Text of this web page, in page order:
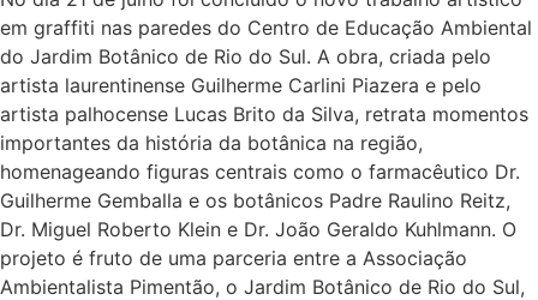
em graffiti nas paredes do Centro de Educação Ambiental
do Jardim Botânico de Rio do Sul. A obra, criada pelo
artista laurentinense Guilherme Carlini Piazera e pelo
artista palhocense Lucas Brito da Silva, retrata momentos
importantes da história da botânica na região,
homenageando figuras centrais como o farmacêutico Dr.
Guilherme Gemballa e os botânicos Padre Raulino Reitz,
Dr. Miguel Roberto Klein e Dr. João Geraldo Kuhlmann. O
projeto é fruto de uma parceria entre a Associação
Ambientalista Pimentão, o Jardim Botânico de Rio do Sul,